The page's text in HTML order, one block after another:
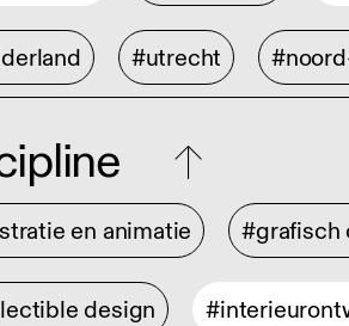
#utrecht
en animatie #grafisch
design